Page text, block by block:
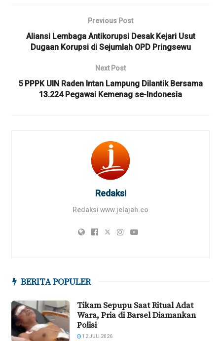
Previous Post
Aliansi Lembaga Antikorupsi Desak Kejari Usut
Dugaan Korupsi di Sejumlah OPD Pringsewu
Next Post
5 PPPK UIN Raden Intan Lampung Dilantik Bersama
13.224 Pegawai Kemenag se-Indonesia
Redaksi
Redaksi www.jelajah.co
BERITA POPULER
Tikam Sepupu Saat Ritual Adat
Wara, Pria di Barsel Diamankan
Polisi
12 JULI 2026